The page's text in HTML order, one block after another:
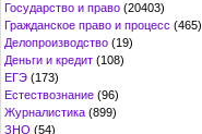
Государство и право (20403)
Гражданское право и процесс (465)
Делопроизводство (19)
Деньги и кредит (108)
ЕГЭ (173)
Естествознание (96)
Журналистика (899)
ЗНО (54)